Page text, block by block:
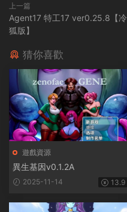
上一篇
Agent17 特工17 ver0.25.8【冷
狐版】
猜你喜歡
遊戲資源
異生基因v0.1.2A
2025-11-14 13.9